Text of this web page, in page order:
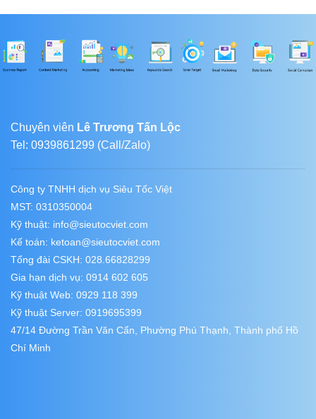
Chuyên viên Lê Trương Tấn Lộc
Tel: 0939861299 (Call/Zalo)
Công ty TNHH dịch vụ Siêu Tốc Việt
MST: 0310350004
Kỹ thuật: info@sieutocviet.com
Kế toán: ketoan@sieutocviet.com
Tổng đài CSKH: 028.66828299
Gia hạn dịch vụ: 0914 602 605
Kỹ thuật Web: 0929 118 399
Kỹ thuật Server: 0919695399
47/14 Đường Trần Văn Cẩn, Phường Phú Thạnh, Thành phố Hồ
Chí Minh